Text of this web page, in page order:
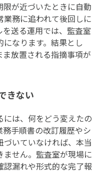
が近づいたときに自動
務に追われて後回しに
送る運用では、監査室
なります。結果とし
放置される指摘事項が
きない
は、何をどう変えたの
手順書の改訂履歴やシ
いていなければ、本当
ません。監査室が現場に
認漏れや形式的な完了報